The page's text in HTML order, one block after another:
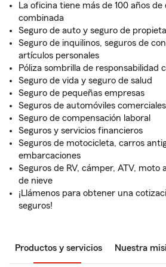
La oficina tiene más de 100 años de
combinada
Seguro de auto y seguro de
Seguro de inquilinos, seguros de
artículos personales
Póliza sombrilla de responsabilidad
Seguro de vida y seguro de salud
Seguro de pequeñas empresas
Seguros de automóviles
Seguro de compensación laboral
Seguros y servicios financieros
Seguros de motocicleta, carros
embarcaciones
Seguros de RV, cámper, ATV, moto
de nieve
¡Llámenos para obtener una
seguros!
Productos y servicios Nuestra